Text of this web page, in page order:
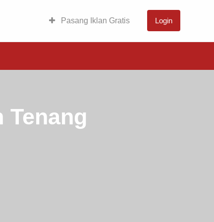
Pasang Iklan Gratis Login